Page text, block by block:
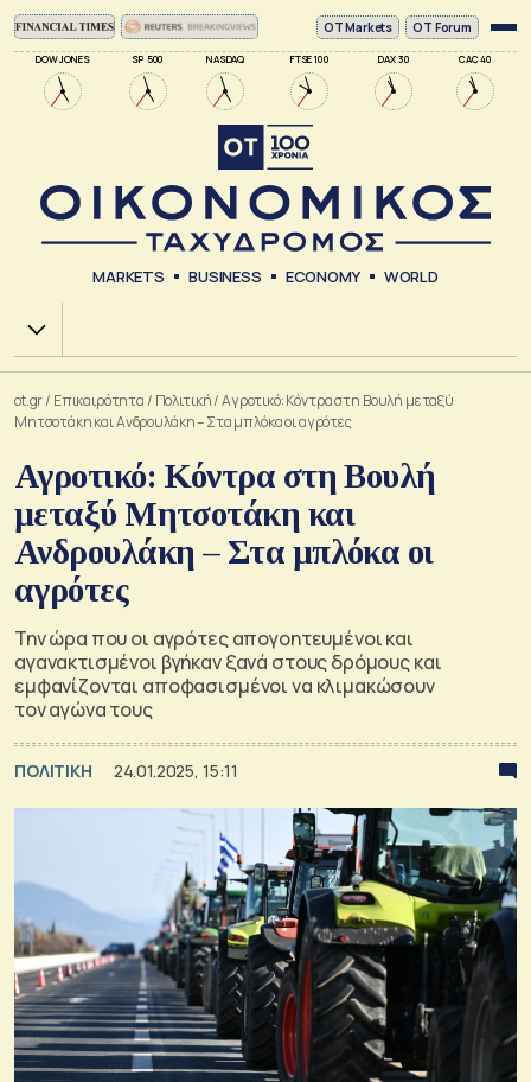
DOW JONES SP 500 NASDAQ FTSE 100 DAX 30 CAC 40
ΟΤ Markets OT Forum
MARKETS BUSINESS ECONOMY WORLD
Χ.Α.
ot.gr/ Επικαιρότητα / Πολιτική/Αγροτικό: Κόντρα στη Βουλή μεταξύ
Μητσοτάκη και Ανδρουλάκη – Στα μπλόκα οι αγρότες
Αγροτικό: Κόντρα στη Βουλή
μεταξύ Μητσοτάκη και
Ανδρουλάκη – Στα μπλόκα οι
αγρότες
Την ώρα που οι αγρότες απογοητευμένοι και
αγανακτισμένοι βγήκαν ξανά στους δρόμους και
εμφανίζονται αποφασισμένοι να κλιμακώσουν
τον αγώνα τους
ΠΟΛΙΤΙΚΗ 24.01.2025, 15:11